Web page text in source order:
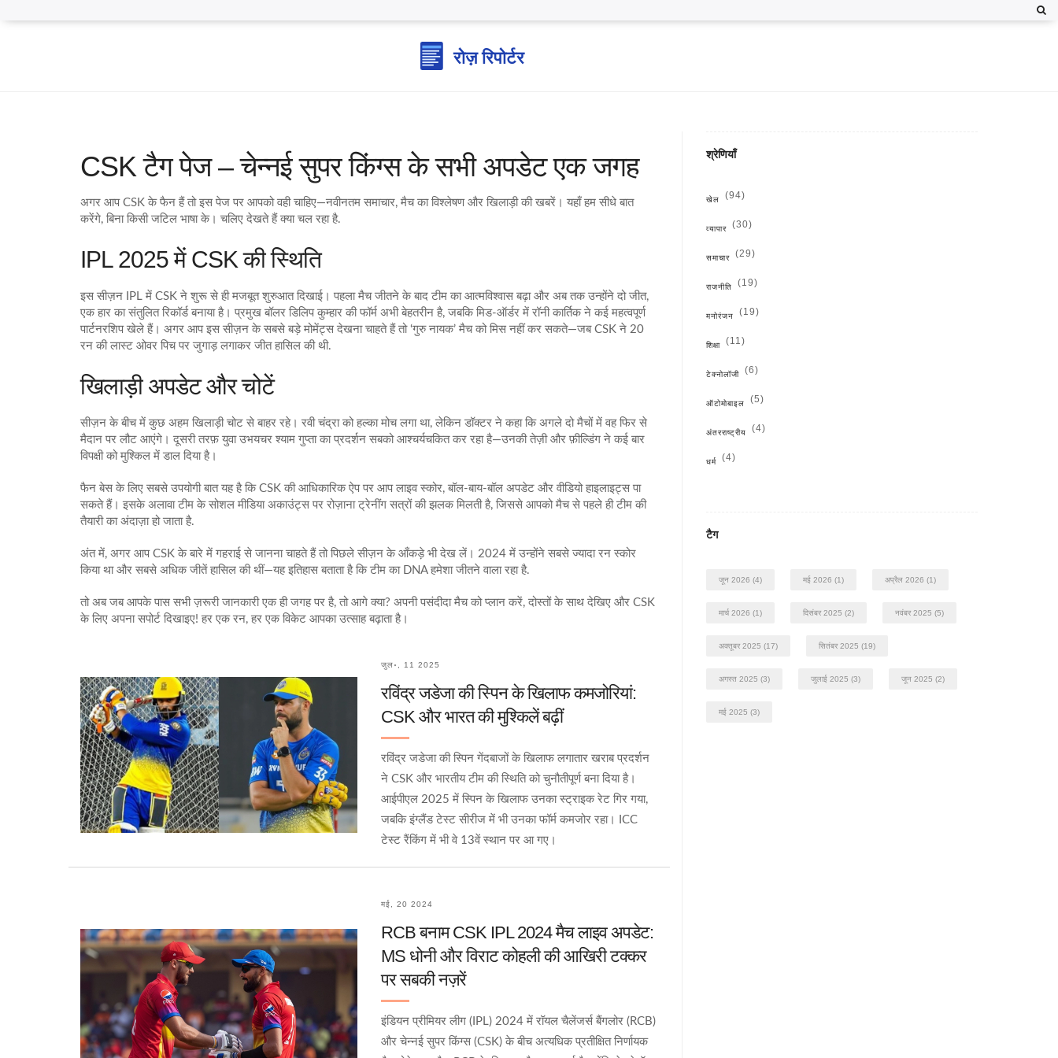
CSK टैग पेज – चेन्नई सुपर किंग्स के सभी अपडेट एक जगह
अगर आप CSK के फैन हैं तो इस पेज पर आपको वही चाहिए—नवीनतम समाचार, मैच का विश्लेषण और खिलाड़ी की खबरें। यहाँ हम सीधे बात
करेंगे, बिना किसी जटिल भाषा के। चलिए देखते हैं क्या चल रहा है.
IPL 2025 में CSK की स्थिति
इस सीज़न IPL में CSK ने शुरू से ही मजबूत शुरुआत दिखाई। पहला मैच जीतने के बाद टीम का आत्मविश्वास बढ़ा और अब तक उन्होंने दो जीत,
एक हार का संतुलित रिकॉर्ड बनाया है। प्रमुख बॉलर डिलिप कुम्हार की फॉर्म अभी बेहतरीन है, जबकि मिड-ऑर्डर में रॉनी कार्तिक ने कई महत्वपूर्ण
पार्टनरशिप खेले हैं। अगर आप इस सीज़न के सबसे बड़े मोमेंट्स देखना चाहते हैं तो ‘गुरु नायक’ मैच को मिस नहीं कर सकते—जब CSK ने 20
रन की लास्ट ओवर पिच पर जुगाड़ लगाकर जीत हासिल की थी.
खिलाड़ी अपडेट और चोटें
सीज़न के बीच में कुछ अहम खिलाड़ी चोट से बाहर रहे। रवी चंद्रा को हल्का मोच लगा था, लेकिन डॉक्टर ने कहा कि अगले दो मैचों में वह फिर से
मैदान पर लौट आएंगे। दूसरी तरफ़ युवा उभयचर श्याम गुप्ता का प्रदर्शन सबको आश्चर्यचकित कर रहा है—उनकी तेज़ी और फ़ील्डिंग ने कई बार
विपक्षी को मुश्किल में डाल दिया है।
फैन बेस के लिए सबसे उपयोगी बात यह है कि CSK की आधिकारिक ऐप पर आप लाइव स्कोर, बॉल‑बाय‑बॉल अपडेट और वीडियो हाइलाइट्स पा
सकते हैं। इसके अलावा टीम के सोशल मीडिया अकाउंट्स पर रोज़ाना ट्रेनींग सत्रों की झलक मिलती है, जिससे आपको मैच से पहले ही टीम की
तैयारी का अंदाज़ा हो जाता है.
अंत में, अगर आप CSK के बारे में गहराई से जानना चाहते हैं तो पिछले सीज़न के आँकड़े भी देख लें। 2024 में उन्होंने सबसे ज्यादा रन स्कोर
किया था और सबसे अधिक जीतें हासिल की थीं—यह इतिहास बताता है कि टीम का DNA हमेशा जीतने वाला रहा है.
तो अब जब आपके पास सभी ज़रूरी जानकारी एक ही जगह पर है, तो आगे क्या? अपनी पसंदीदा मैच को प्लान करें, दोस्तों के साथ देखिए और CSK
के लिए अपना सपोर्ट दिखाइए! हर एक रन, हर एक विकेट आपका उत्साह बढ़ाता है।
जुल॰, 11 2025
रविंद्र जडेजा की स्पिन के खिलाफ कमजोरियां:
CSK और भारत की मुश्किलें बढ़ीं
रविंद्र जडेजा की स्पिन गेंदबाजों के खिलाफ लगातार खराब प्रदर्शन
ने CSK और भारतीय टीम की स्थिति को चुनौतीपूर्ण बना दिया है।
आईपीएल 2025 में स्पिन के खिलाफ उनका स्ट्राइक रेट गिर गया,
जबकि इंग्लैंड टेस्ट सीरीज में भी उनका फॉर्म कमजोर रहा। ICC
टेस्ट रैंकिंग में भी वे 13वें स्थान पर आ गए।
मई, 20 2024
RCB बनाम CSK IPL 2024 मैच लाइव अपडेट:
MS धोनी और विराट कोहली की आखिरी टक्कर
पर सबकी नज़रें
इंडियन प्रीमियर लीग (IPL) 2024 में रॉयल चैलेंजर्स बैंगलोर (RCB)
और चेन्नई सुपर किंग्स (CSK) के बीच अत्यधिक प्रतीक्षित निर्णायक
श्रेणियाँ
खेल (94)
व्यापार (30)
समाचार (29)
राजनीति (19)
मनोरंजन (19)
शिक्षा (11)
टेक्नोलॉजी (6)
ऑटोमोबाइल (5)
अंतरराष्ट्रीय (4)
धर्म (4)
टैग
जून 2026 (4) मई 2026 (1) अप्रैल 2026 (1)
मार्च 2026 (1) दिसंबर 2025 (2) नवंबर 2025 (5)
अक्तूबर 2025 (17) सितंबर 2025 (19)
अगस्त 2025 (3) जुलाई 2025 (3) जून 2025 (2)
मई 2025 (3)